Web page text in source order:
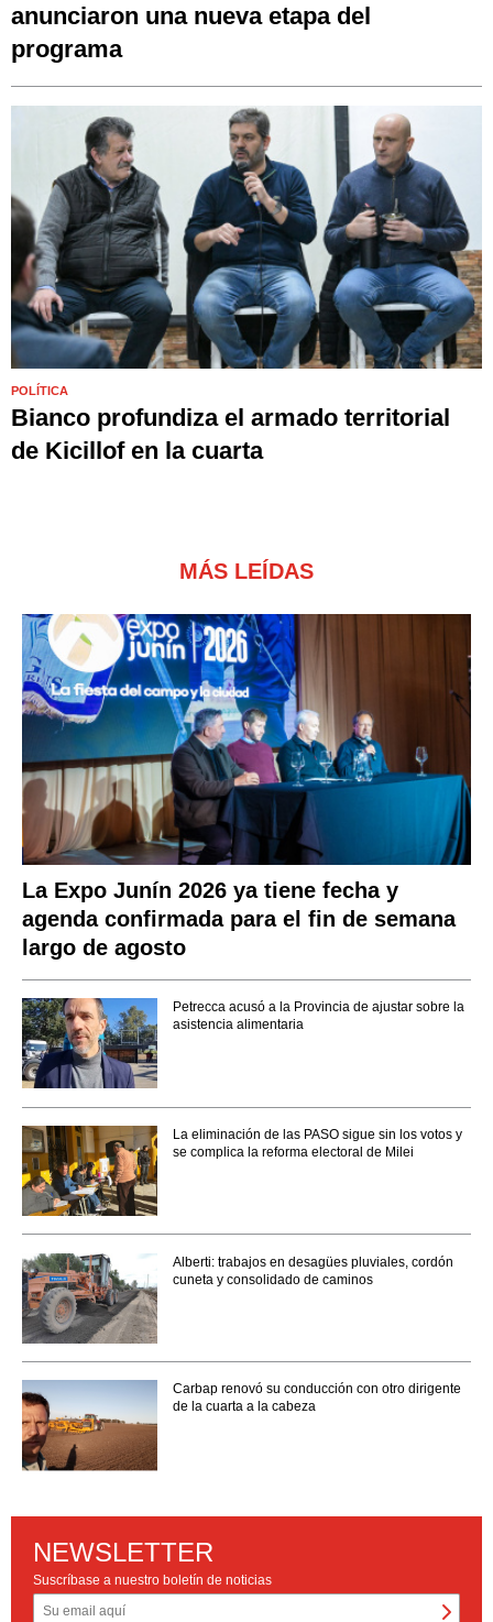
anunciaron una nueva etapa del
programa
POLÍTICA
Bianco profundiza el armado territorial
de Kicillof en la cuarta
MÁS LEÍDAS
La Expo Junín 2026 ya tiene fecha y
agenda confirmada para el fin de semana
largo de agosto
Petrecca acusó a la Provincia de ajustar sobre la
asistencia alimentaria
La eliminación de las PASO sigue sin los votos y
se complica la reforma electoral de Milei
Alberti: trabajos en desagües pluviales, cordón
cuneta y consolidado de caminos
Carbap renovó su conducción con otro dirigente
de la cuarta a la cabeza
NEWSLETTER
Suscríbase a nuestro boletín de noticias